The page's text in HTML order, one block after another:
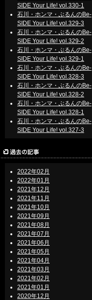
SIDE Your Life! vol.330-1
石川・ホンマ・ぶるんのBe-
SIDE Your Life! vol.329-3
石川・ホンマ・ぶるんのBe-
SIDE Your Life! vol.329-2
石川・ホンマ・ぶるんのBe-
SIDE Your Life! vol.329-1
石川・ホンマ・ぶるんのBe-
SIDE Your Life! vol.328-3
石川・ホンマ・ぶるんのBe-
SIDE Your Life! vol.328-2
石川・ホンマ・ぶるんのBe-
SIDE Your Life! vol.328-1
石川・ホンマ・ぶるんのBe-
SIDE Your Life! vol.327-3
2022年02月
2022年01月
2021年12月
2021年11月
2021年10月
2021年09月
2021年08月
2021年07月
2021年06月
2021年05月
2021年04月
2021年03月
2021年02月
2021年01月
2020年12月